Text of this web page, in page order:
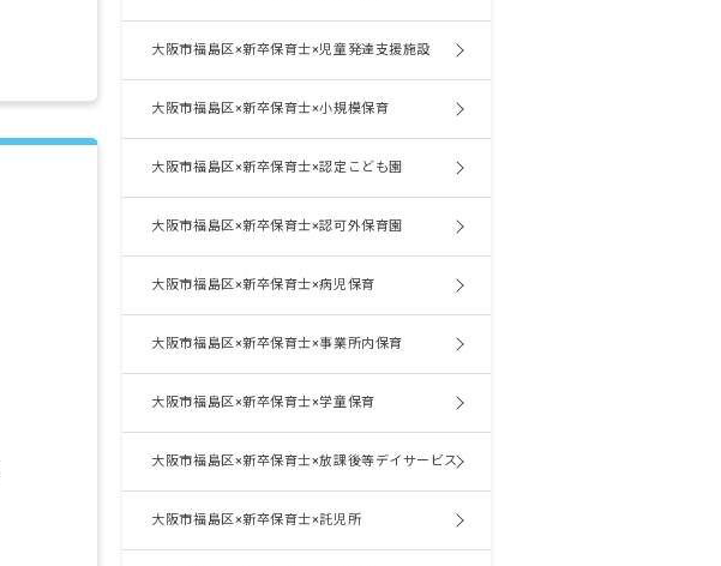
大阪市福島区×新卒保育士×児童発達支援施設
大阪市福島区×新卒保育士×小規模保育
大阪市福島区×新卒保育士×認定こども園
大阪市福島区×新卒保育士×認可外保育園
大阪市福島区×新卒保育士×病児保育
大阪市福島区×新卒保育士×事業所内保育
大阪市福島区×新卒保育士×学童保育
大阪市福島区×新卒保育士×放課後等デイサービス
大阪市福島区×新卒保育士×託児所